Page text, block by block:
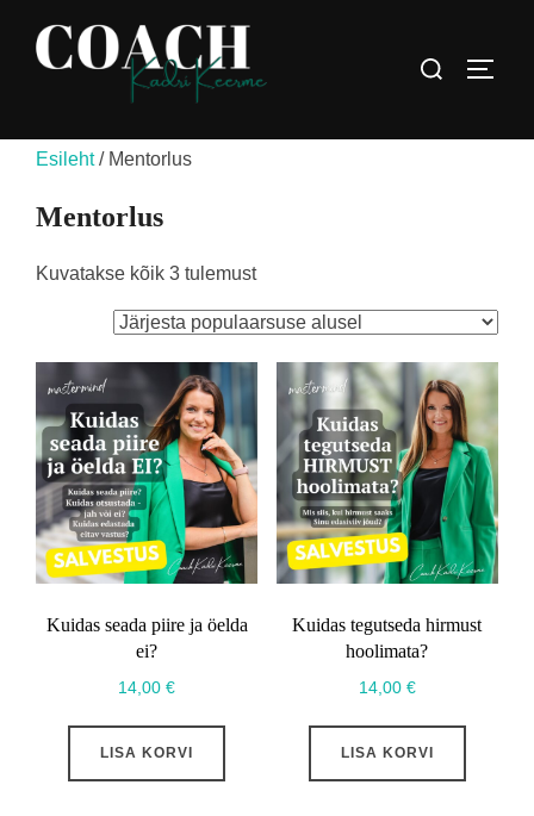
Search
Esileht/ Mentorlus
Mentorlus
Kuvatakse kõik 3 tulemustSorteeritud
populaarsuse
järgi
Kuidas seada piire ja öelda
ei?
14,00€
LISA KORVI
Kuidas tegutseda hirmust
hoolimata?
14,00 €
LISA KORVI